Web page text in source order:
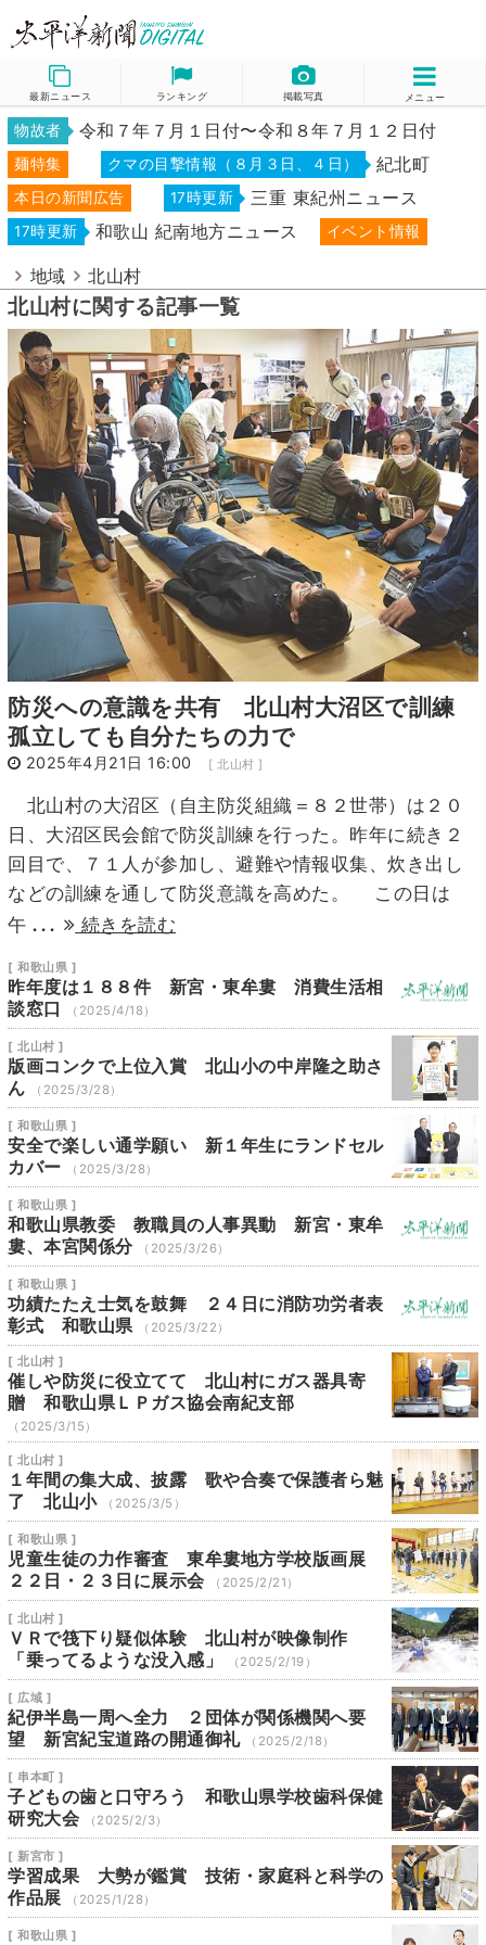
最新ニュース ランキング 掲載写真 メニュー
物故者 令和７年７月１日付〜令和８年７月１２日付
麺特集 クマの目撃情報（８月３日、４日） 紀北町
本日の新聞広告 17時更新 三重 東紀州ニュース
17時更新 和歌山 紀南地方ニュース イベント情報
地域 北山村
北山村に関する記事一覧
防災への意識を共有 北山村大沼区で訓練
孤立しても自分たちの力で
2025年4月21日 16:00 [ 北山村 ]
北山村の大沼区（自主防災組織＝８２世帯）は２０
日、大沼区民会館で防災訓練を行った。昨年に続き２
回目で、７１人が参加し、避難や情報収集、炊き出し
などの訓練を通して防災意識を高めた。 この日は
午 ... 続きを読む
[ 和歌山県 ]
昨年度は１８８件 新宮・東牟婁 消費生活相
談窓口
（2025/4/18）
[ 北山村 ]
版画コンクで上位入賞 北山小の中岸隆之助さ
ん
（2025/3/28）
[ 和歌山県 ]
安全で楽しい通学願い 新１年生にランドセル
カバー
（2025/3/28）
[ 和歌山県 ]
和歌山県教委 教職員の人事異動 新宮・東牟
婁、本宮関係分
（2025/3/26）
[ 和歌山県 ]
功績たたえ士気を鼓舞 ２４日に消防功労者表
彰式 和歌山県
（2025/3/22）
[ 北山村 ]
催しや防災に役立てて 北山村にガス器具寄
贈 和歌山県ＬＰガス協会南紀支部
（2025/3/15）
[ 北山村 ]
１年間の集大成、披露 歌や合奏で保護者ら魅
了 北山小
（2025/3/5）
[ 和歌山県 ]
児童生徒の力作審査 東牟婁地方学校版画展
２２日・２３日に展示会
（2025/2/21）
[ 北山村 ]
ＶＲで筏下り疑似体験 北山村が映像制作
「乗ってるような没入感」
（2025/2/19）
[ 広域 ]
紀伊半島一周へ全力 ２団体が関係機関へ要
望 新宮紀宝道路の開通御礼
（2025/2/18）
[ 串本町 ]
子どもの歯と口守ろう 和歌山県学校歯科保健
研究大会
（2025/2/3）
[ 新宮市 ]
学習成果 大勢が鑑賞 技術・家庭科と科学の
作品展
（2025/1/28）
[ 和歌山県 ]